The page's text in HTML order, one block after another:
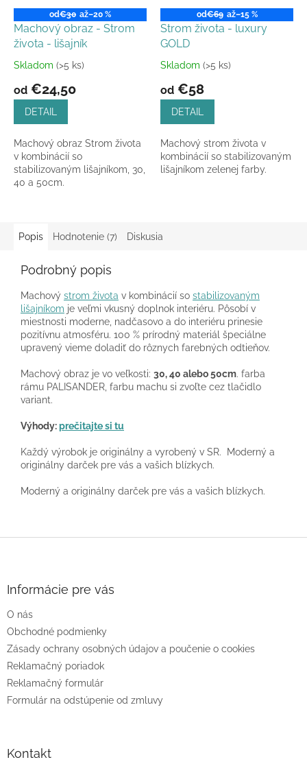
od€30 až–20 %
Machový obraz - Strom
života - lišajník
Priemerné
produktu
5
hviezdičiek.
Skladom (>5 ks)
od €24,50
DETAIL
Machový obraz Strom života
v kombinácií so
stabilizovaným lišajníkom, 30,
40 a 50cm.
od€69 až–15 %
Strom života - luxury
GOLD
Priemerné
produktu
5
hviezdičiek.
Skladom (>5 ks)
od €58
DETAIL
Machový strom života v
kombinácií so stabilizovaným
lišajníkom zelenej farby.
Popis Hodnotenie (7) Diskusia
Podrobný popis
Machový strom života v kombinácií so stabilizovaným
lišajníkom je veľmi vkusný doplnok interiéru. Pôsobí v
miestnosti moderne, nadčasovo a do interiéru prinesie
pozitívnu atmosféru. 100 % prírodný materiál špeciálne
upravený vieme doladiť do rôznych farebných odtieňov.
Machový obraz je vo veľkosti: 30, 40 alebo 50cm. farba
rámu PALISANDER, farbu machu si zvoľte cez tlačidlo
variant.
Výhody:prečitajte si tu
Každý výrobok je originálny a vyrobený v SR.
Moderný a
originálny darček pre vás a vašich blízkych.
Moderný a originálny darček pre vás a vašich blízkych.
e
Informácie pre vás
O nás
Obchodné podmienky
Zásady ochrany osobných údajov a poučenie o cookies
Reklamačný poriadok
Reklamačný formulár
Formulár na odstúpenie od zmluvy
Kontakt